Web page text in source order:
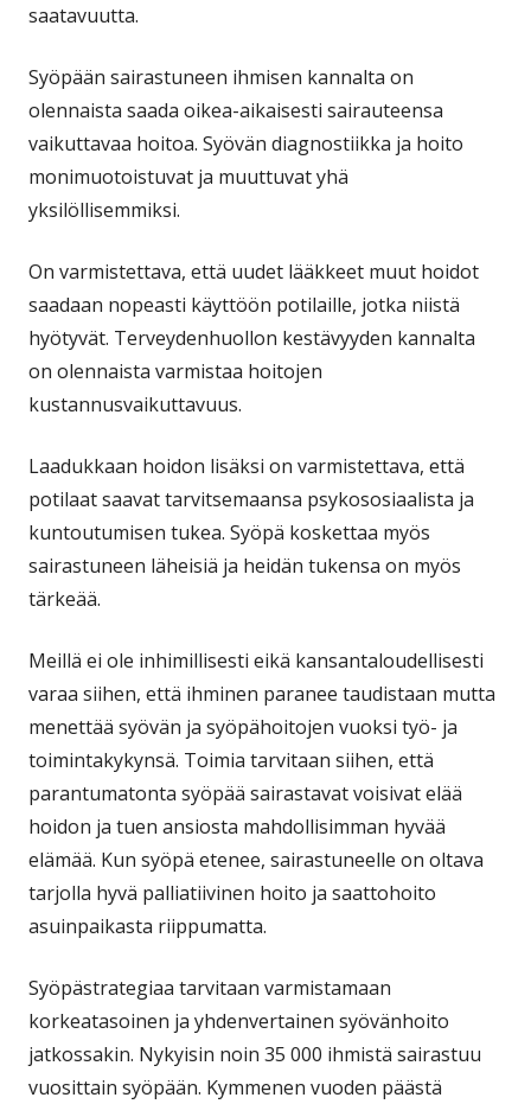
saatavuutta.
Syöpään sairastuneen ihmisen kannalta on
olennaista saada oikea-aikaisesti sairauteensa
vaikuttavaa hoitoa. Syövän diagnostiikka ja hoito
monimuotoistuvat ja muuttuvat yhä
yksilöllisemmiksi.
On varmistettava, että uudet lääkkeet muut hoidot
saadaan nopeasti käyttöön potilaille, jotka niistä
hyötyvät. Terveydenhuollon kestävyyden kannalta
on olennaista varmistaa hoitojen
kustannusvaikuttavuus.
Laadukkaan hoidon lisäksi on varmistettava, että
potilaat saavat tarvitsemaansa psykososiaalista ja
kuntoutumisen tukea. Syöpä koskettaa myös
sairastuneen läheisiä ja heidän tukensa on myös
tärkeää.
Meillä ei ole inhimillisesti eikä kansantaloudellisesti
varaa siihen, että ihminen paranee taudistaan mutta
menettää syövän ja syöpähoitojen vuoksi työ- ja
toimintakykynsä. Toimia tarvitaan siihen, että
parantumatonta syöpää sairastavat voisivat elää
hoidon ja tuen ansiosta mahdollisimman hyvää
elämää. Kun syöpä etenee, sairastuneelle on oltava
tarjolla hyvä palliatiivinen hoito ja saattohoito
asuinpaikasta riippumatta.
Syöpästrategiaa tarvitaan varmistamaan
korkeatasoinen ja yhdenvertainen syövänhoito
jatkossakin. Nykyisin noin 35 000 ihmistä sairastuu
vuosittain syöpään. Kymmenen vuoden päästä